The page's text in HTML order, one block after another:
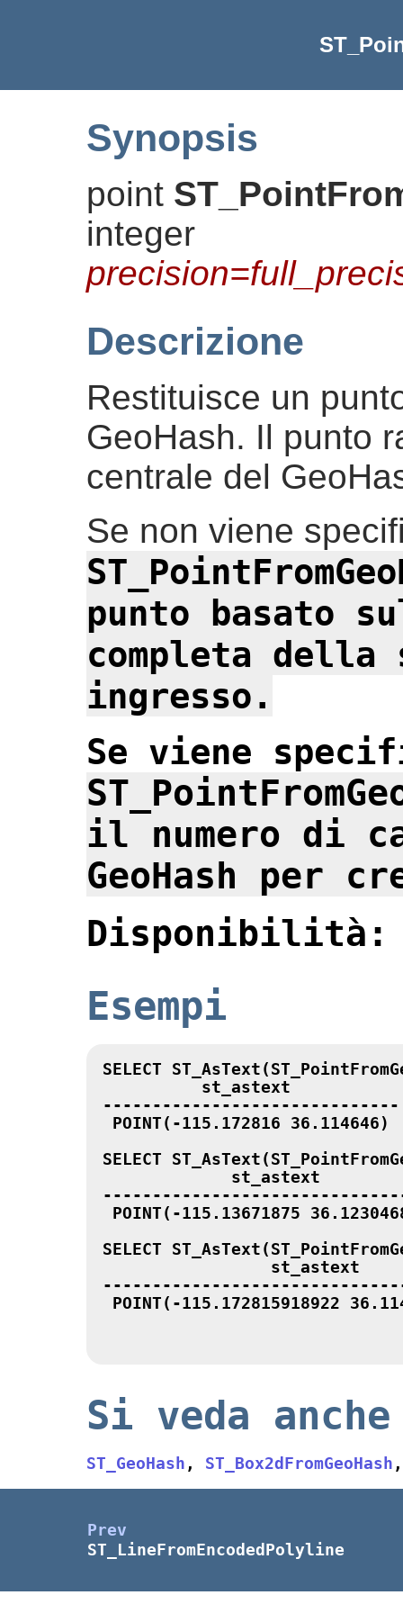
Synopsis
point
integer
Descrizione
Restituisce un
GeoHash. Il punto
centrale del
Se non viene
punto basato
completa della
ingresso.
Se viene
il numero di
GeoHash per
Disponibilità:
Esempi
SELECT
          st_astext
------------------------------
POINT(-115.172816 36.114646)
SELECT
             st_astext
POINT(-115.13671875
SELECT
                 st_astext
POINT(-115.172815918922
Si veda anche
ST_GeoHash , ST_Box2dFromGeoHash
Prev
ST_LineFromEncodedPolyline